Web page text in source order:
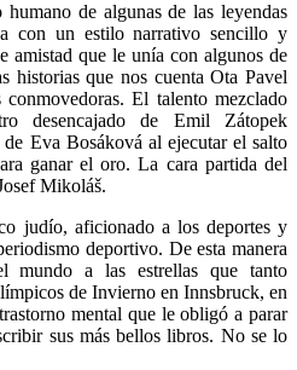
de algunas de las leyendas
con un estilo narrativo sencillo y
amistad que le unía con algunos de
historias que nos cuenta Ota Pavel
El talento mezclado
desencajado de Emil Zátopek
Eva Bosáková al ejecutar el salto
ganar el oro. La cara partida del
Mikoláš.
judío, aficionado a los deportes y
deportivo. De esta manera
mundo a las estrellas que tanto
de Invierno en Innsbruck, en
mental que le obligó a parar
sus más bellos libros. No se lo